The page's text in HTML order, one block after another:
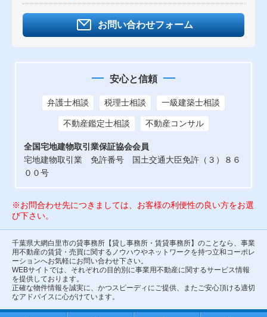
お問い合わせフォーム
安心と信頼
弁護士相談 税理士相談 一級建築士相談
不動産鑑定士相談 不動産コンサル
全国宅地建物取引業保証協会会員
宅地建物取引業 免許番号 国土交通大臣免許（３）８６
００号
※お問合わせ先につきましては、お客様の利便性の良い方をお選
び下さい。
千葉県大網白里市の貸事務所【貸し事務所・賃貸事務所】のことなら、事業
用不動産の賃貸・売買に関するノウハウやネットワークを持つ立和コーポレ
ーションへお気軽にお問い合わせ下さい。
WEBサイトでは、それぞれの目的別に事業用不動産に関するサービス情報
を提供しております。
正確な物件情報を誠実に、かつスピーディにご提供、またご安心頂ける適切
なアドバイスに心がけています。